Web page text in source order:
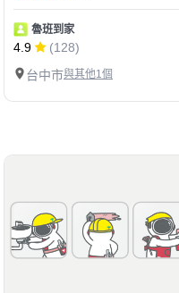
魯班到家
4.9
(128)
台中市與其他1個